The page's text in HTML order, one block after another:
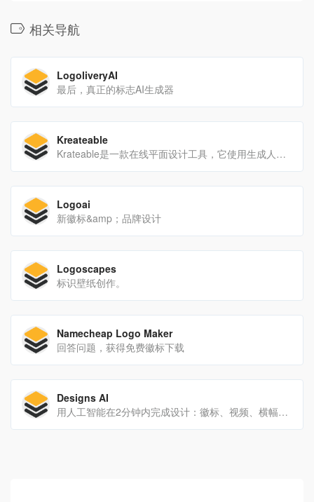
相关导航
LogoliveryAI
最后，真正的标志AI生成器
Kreateable
Krateable是一款在线平面设计工具，它使用生成人工智能技术来创建强大的设计
Logoai
新徽标&amp；品牌设计
Logoscapes
标识壁纸创作。
Namecheap Logo Maker
回答问题，获得免费徽标下载
Designs AI
用人工智能在2分钟内完成设计：徽标、视频、横幅、实物模型。